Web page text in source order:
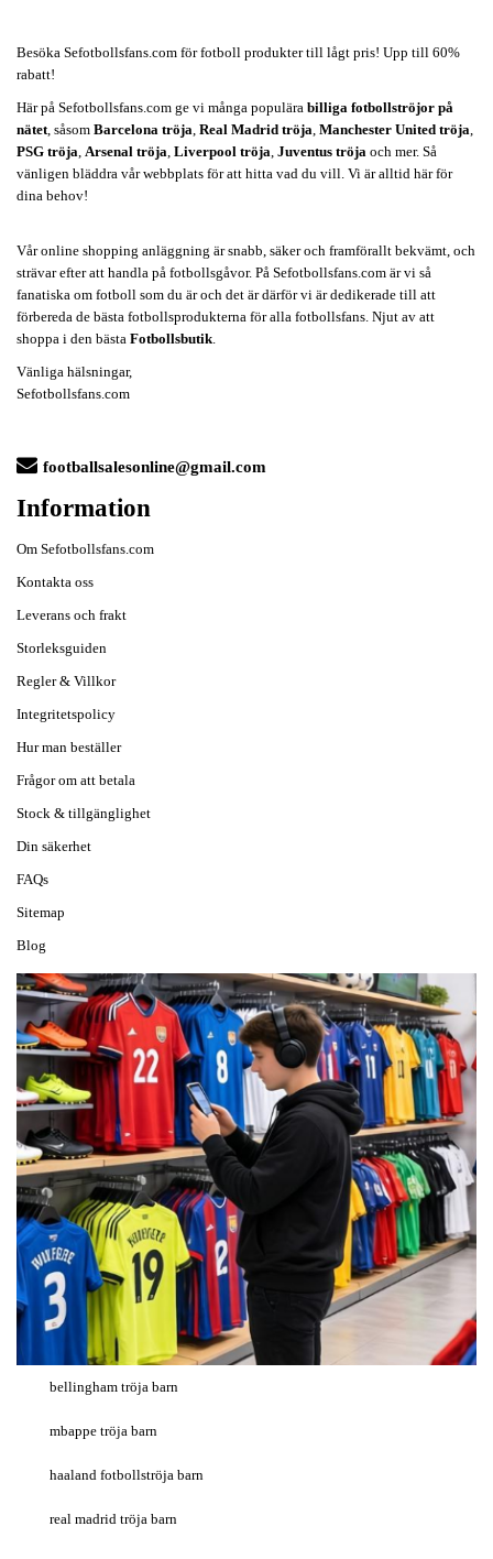
Besöka Sefotbollsfans.com för fotboll produkter till lågt pris! Upp till 60%
rabatt!
Här på Sefotbollsfans.com ge vi många populära billiga fotbollströjor på
nätet , såsom Barcelona tröja Real Madrid tröja Manchester United tröja
PSG tröja Arsenal tröja Liverpool tröja Juventus tröja och mer. Så
vänligen bläddra vår webbplats för att hitta vad du vill. Vi är alltid här för
dina behov!
Vår online shopping anläggning är snabb, säker och framförallt bekvämt, och
strävar efter att handla på fotbollsgåvor. På Sefotbollsfans.com är vi så
fanatiska om fotboll som du är och det är därför vi är dedikerade till att
förbereda de bästa fotbollsprodukterna för alla fotbollsfans. Njut av att
shoppa i den bästa Fotbollsbutik
Vänliga hälsningar,
Sefotbollsfans.com
footballsalesonline@gmail.com
Information
Om Sefotbollsfans.com
Kontakta oss
Leverans och frakt
Storleksguiden
Regler & Villkor
Integritetspolicy
Hur man beställer
Frågor om att betala
Stock & tillgänglighet
Din säkerhet
FAQs
Sitemap
Blog
bellingham tröja barn
mbappe tröja barn
haaland fotbollströja barn
real madrid tröja barn